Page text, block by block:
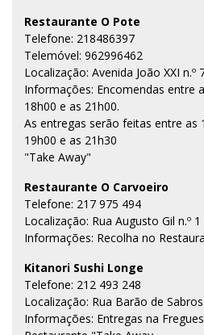
Restaurante O Pote
Telefone: 218486397
Telemóvel: 962996462
Localização: Avenida João XXI n.º
Informações: Encomendas entre
18h00 e as 21h00.
As entregas serão feitas entre as
19h00 e as 21h30
"Take Away"
Restaurante O Carvoeiro
Telefone: 217 975 494
Localização: Rua Augusto Gil n.º 1
Informações: Recolha no
Kitanori Sushi Longe
Telefone: 212 493 248
Localização: Rua Barão de
Informações: Entregas na